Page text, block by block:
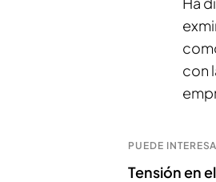
con
PUEDE
Tensión en